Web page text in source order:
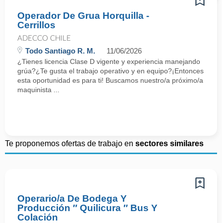
Operador De Grua Horquilla -
Cerrillos
ADECCO CHILE
Todo Santiago R. M. 11/06/2026
¿Tienes licencia Clase D vigente y experiencia manejando
grúa?¿Te gusta el trabajo operativo y en equipo?¡Entonces
esta oportunidad es para ti! Buscamos nuestro/a próximo/a
maquinista ...
Te proponemos ofertas de trabajo en sectores similares
Operario/a De Bodega Y
Producción ″ Quilicura ″ Bus Y
Colación